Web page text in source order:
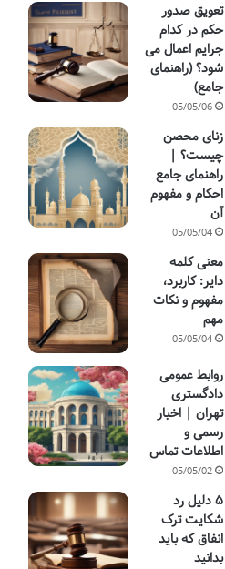
تعویق صدور
حکم در کدام
جرایم اعمال می
شود؟ (راهنمای
جامع)
05/05/06
زنای محصن
چیست؟ |
راهنمای جامع
احکام و مفهوم
آن
05/05/04
معنی کلمه
دایر: کاربرد،
مفهوم و نکات
مهم
05/05/04
روابط عمومی
دادگستری
تهران | اخبار
رسمی و
اطلاعات تماس
05/05/02
۵ دلیل رد
شکایت ترک
انفاق که باید
بدانید